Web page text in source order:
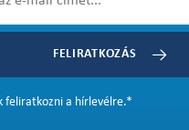
FELIRATKOZÁS
feliratkozni a hírlevélre.*